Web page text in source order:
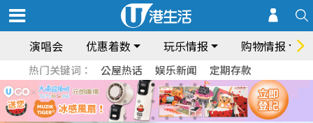
演唱会 优惠着数 玩乐情报 购物情报
热门关键词： 公屋热话 娱乐新闻 定期存款